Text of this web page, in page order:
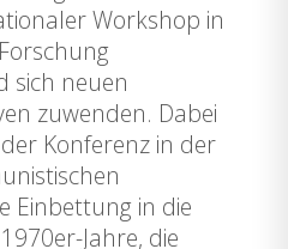
Workshop in
sich neuen
zuwenden. Dabei
Konferenz in der
Einbettung in die
Jahre, die